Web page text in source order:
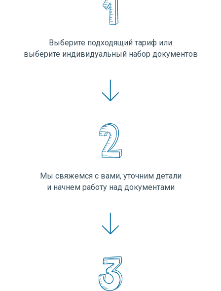
Выберите подходящий тариф или
выберите индивидуальный набор документов
Мы свяжемся с вами, уточним детали
и начнем работу над документами